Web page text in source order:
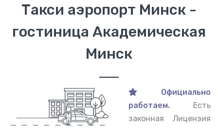
Такси аэропорт Минск -
гостиница Академическая
Минск
Официально
работаем.
Есть
законная Лицензия